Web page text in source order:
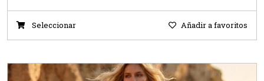
Seleccionar Añadir a favoritos